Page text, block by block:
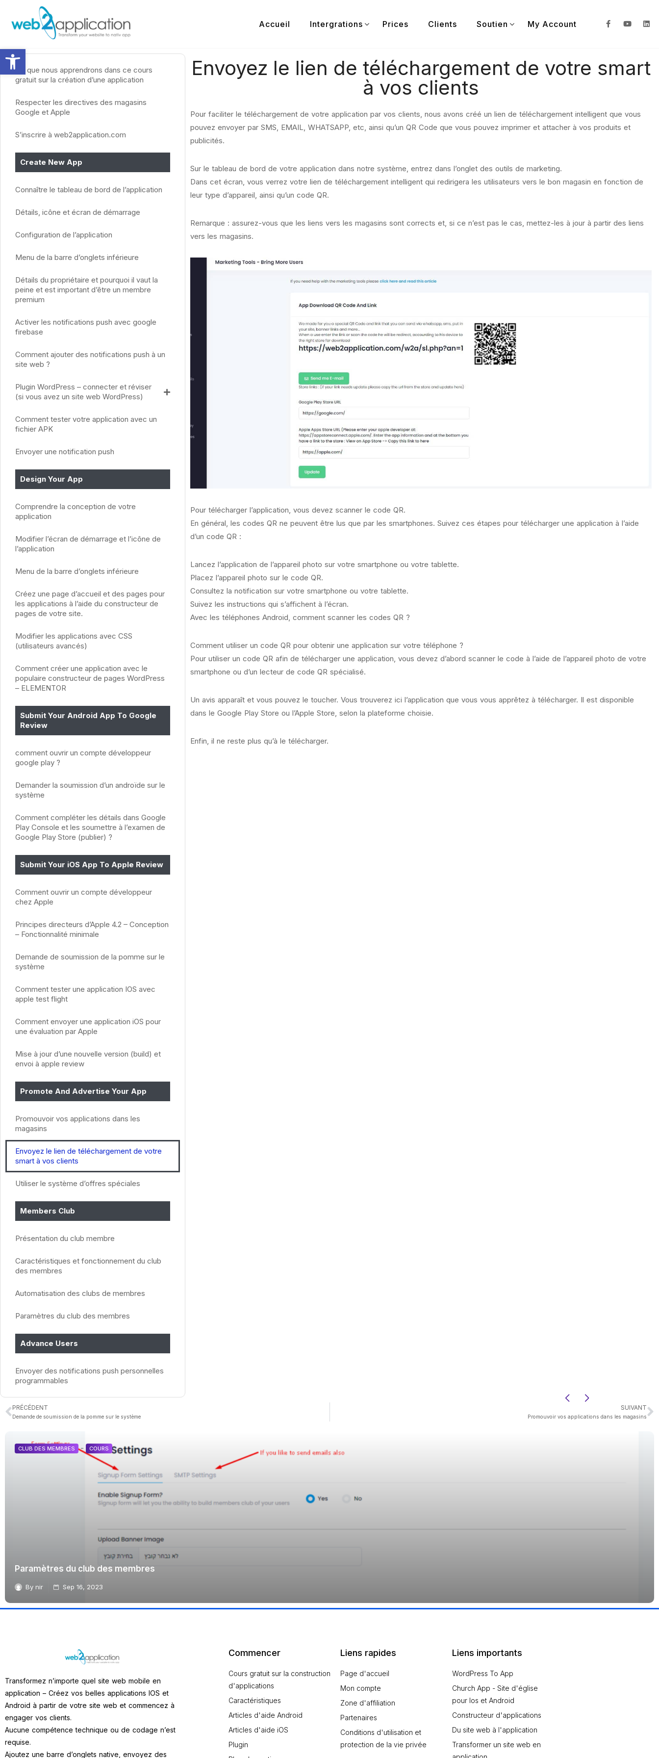
Accueil Intergrations Prices Clients Soutien My Account
Ce que nous apprendrons dans ce cours
gratuit sur la création d’une application
Respecter les directives des magasins
Google et Apple
S’inscrire à web2application.com
Create New App
Connaître le tableau de bord de l’application
Détails, icône et écran de démarrage
Configuration de l’application
Menu de la barre d’onglets inférieure
Détails du propriétaire et pourquoi il vaut la
peine et est important d’être un membre
premium
Activer les notifications push avec google
firebase
Comment ajouter des notifications push à un
site web ?
Plugin WordPress – connecter et réviser
(si vous avez un site web WordPress)
Comment tester votre application avec un
fichier APK
Envoyer une notification push
Design Your App
Comprendre la conception de votre
application
Modifier l’écran de démarrage et l’icône de
l’application
Menu de la barre d’onglets inférieure
Créez une page d’accueil et des pages pour
les applications à l’aide du constructeur de
pages de votre site.
Modifier les applications avec CSS
(utilisateurs avancés)
Comment créer une application avec le
populaire constructeur de pages WordPress
– ELEMENTOR
Submit Your Android App To Google
Review
comment ouvrir un compte développeur
google play ?
Demander la soumission d’un androïde sur le
système
Comment compléter les détails dans Google
Play Console et les soumettre à l’examen de
Google Play Store (publier) ?
Submit Your iOS App To Apple Review
Comment ouvrir un compte développeur
chez Apple
Principes directeurs d’Apple 4.2 – Conception
– Fonctionnalité minimale
Demande de soumission de la pomme sur le
système
Comment tester une application IOS avec
apple test flight
Comment envoyer une application iOS pour
une évaluation par Apple
Mise à jour d’une nouvelle version (build) et
envoi à apple review
Promote And Advertise Your App
Promouvoir vos applications dans les
magasins
Envoyez le lien de téléchargement de votre
smart à vos clients
Utiliser le système d’offres spéciales
Members Club
Présentation du club membre
Caractéristiques et fonctionnement du club
des membres
Automatisation des clubs de membres
Paramètres du club des membres
Advance Users
Envoyer des notifications push personnelles
programmables
Envoyez le lien de téléchargement de votre smart
à vos clients
Pour faciliter letéléchargement de votre application par vos clients, nous avons créé un lien de téléchargement intelligent que vous
pouvez envoyer par SMS, EMAIL, WHATSAPP, etc, ainsi qu’un QR Code que vous pouvez imprimer et attacher à vos produits et
publicités.
Sur le tableau de bord de votre application dans notre système, entrez dans l’onglet des outils de marketing.
Dans cet écran, vous verrez votre lien de téléchargement intelligent qui redirigera les utilisateurs vers le bon magasin en fonction de
leur type d’appareil, ainsi qu’un code QR.
Remarque : assurez-vous que les liens vers les magasins sont corrects et, si ce n’est pas le cas, mettez-les à jour à partir des liens
vers les magasins.
Pour télécharger l’application, vous devez scanner le code QR.
En général, les codes QR ne peuvent être lus que par les smartphones. Suivez ces étapes pour télécharger une application à l’aide
d’un code QR :
Lancez l’application de l’appareil photo sur votre smartphone ou votre tablette.
Placez l’appareil photo sur le code QR.
Consultez la notification sur votre smartphone ou votre tablette.
Suivez les instructions qui s’affichent à l’écran.
Avec les téléphones Android, comment scanner les codes QR ?
Comment utiliser un code QR pour obtenir une application sur votre téléphone ?
Pour utiliser un code QR afin de télécharger une application, vous devez d’abord scanner le code à l’aide de l’appareil photo de votre
smartphone ou d’un lecteur de code QR spécialisé.
Un avis apparaît et vous pouvez le toucher. Vous trouverez ici l’application que vous vous apprêtez à télécharger. Il est disponible
dans le Google Play Store ou l’Apple Store, selon la plateforme choisie.
Enfin, il ne reste plus qu’à le télécharger.
PRÉCÉDENT
Demande de soumission de la pomme sur le système
SUIVANT
Promouvoir vos applications dans les magasins
CLUB DES MEMBRES - COURS
Paramètres du club des membres
By nir Sep 16, 2023
Transformez n’importe quel site web mobile en
application – Créez vos belles applications IOS et
Android à partir de votre site web et commencez à
engager vos clients.
Aucune compétence technique ou de codage n’est
requise.
Ajoutez une barre d’onglets native, envoyez des
Commencer
Cours gratuit sur la construction
d'applications
Caractéristiques
Articles d'aide Android
Articles d'aide iOS
Plugin
Liens rapides
Page d'accueil
Mon compte
Zone d'affiliation
Partenaires
Conditions d'utilisation et
protection de la vie privée
Liens importants
WordPress To App
Church App - Site d'église
pour Ios et Android
Constructeur d'applications
Du site web à l'application
Transformer un site web en
Ouvrir la barre d’outils